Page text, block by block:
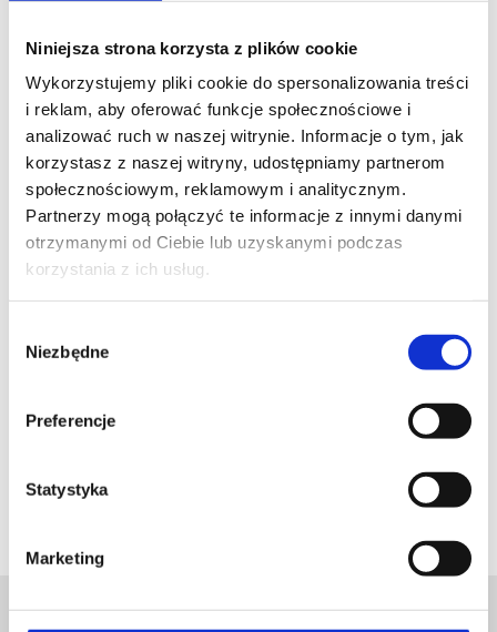
Niniejsza strona korzysta z plików cookie
Wykorzystujemy pliki cookie do spersonalizowania treści
i reklam, aby oferować funkcje społecznościowe i
analizować ruch w naszej witrynie. Informacje o tym, jak
korzystasz z naszej witryny, udostępniamy partnerom
społecznościowym, reklamowym i analitycznym.
Partnerzy mogą połączyć te informacje z innymi danymi
otrzymanymi od Ciebie lub uzyskanymi podczas
korzystania z ich usług.
zgody
Niezbędne
Preferencje
Statystyka
Marketing
kolanowego oraz leczenia uszkodzeń łąkotek.
Kierownikiem merytorycznym kursu byładr Urszula
Zdanowicz, specjalista ortopedii i traumatologii
sportowej z CMC, a wśród wykładowców i
instruktorów znaleźli się również:dr Michał Drwięga,
dr Andrzej Komor, dr Tomasz Szymański, dr
Przemysław Rychtik, dr Krzesimir Sieczych, dr
Beata Ciszkowska-Łysoń, dr Maciej Pasieczny
mgr Magdalena Syrek.